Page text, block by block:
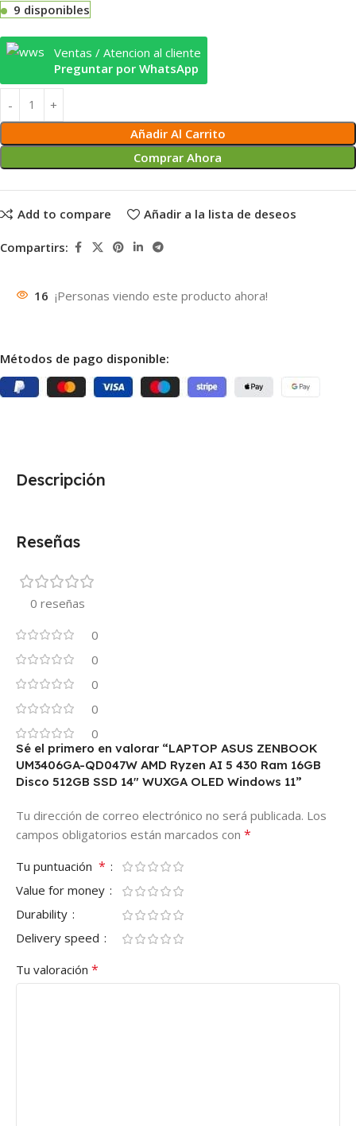
9 disponibles
Ventas / Atencion al cliente
Preguntar por WhatsApp
Añadir Al Carrito
Comprar Ahora
Add to compare Añadir a la lista de deseos
Compartirs:
16 ¡Personas viendo este producto ahora!
Métodos de pago disponible:
Descripción
Reseñas
0 reseñas
0
0
0
0
0
Sé el primero en valorar “LAPTOP ASUS ZENBOOK
UM3406GA-QD047W AMD Ryzen AI 5 430 Ram 16GB
Disco 512GB SSD 14″ WUXGA OLED Windows 11”
Tu dirección de correo electrónico no será publicada. Los
campos obligatorios están marcados con *
Tu puntuación *
Value for money
Durability
Delivery speed
Tu valoración *